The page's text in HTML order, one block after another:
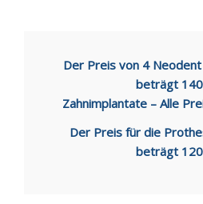
Der Preis von 4
beträgt
Zahnimplantate – Alle
Der Preis für die
beträgt